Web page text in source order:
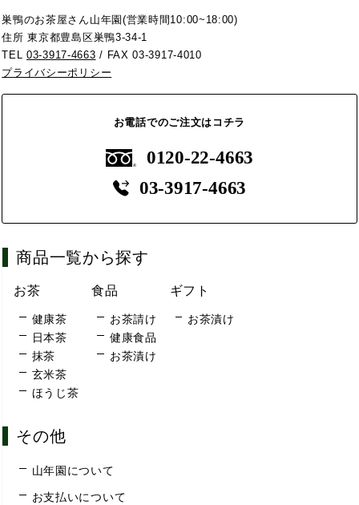
巣鴨のお茶屋さん山年園(営業時間10:00~18:00)
住所 東京都豊島区巣鴨3-34-1
TEL03-3917-4663 / FAX 03-3917-4010
プライバシーポリシー
お電話でのご注文はコチラ
0120-22-4663
03-3917-4663
商品一覧から探す
お茶
健康茶
日本茶
抹茶
玄米茶
ほうじ茶
食品
お茶請け
健康食品
お茶漬け
ギフト
お茶漬け
その他
山年園について
お支払いについて